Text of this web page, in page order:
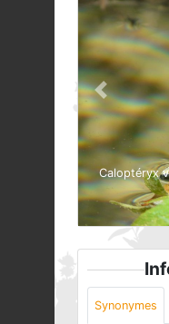
Caloptéryx
Previous
Synonymes